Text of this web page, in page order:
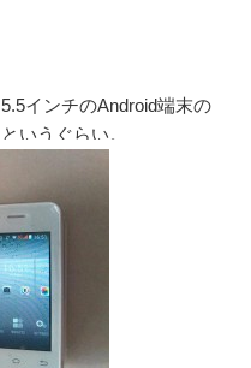
インチのAndroid端末の
いうぐらい。